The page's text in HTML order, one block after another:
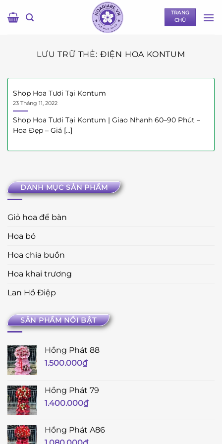
qua
TRANG
CHỦ
LƯU TRỮ THẺ: ĐIỆN HOA KONTUM
Shop Hoa Tươi Tại Kontum
23 Tháng 11, 2022
Shop Hoa Tươi Tại Kontum | Giao Nhanh 60–90 Phút –
Hoa Đẹp – Giá [...]
DANH MỤC SẢN PHẨM
Giỏ hoa để bàn
Hoa bó
Hoa chia buồn
Hoa khai trương
Lan Hồ Điệp
SẢN PHẨM NỔI BẬT
Hồng Phát 88
1.500.000₫
Hồng Phát 79
1.400.000₫
Hồng Phát A86